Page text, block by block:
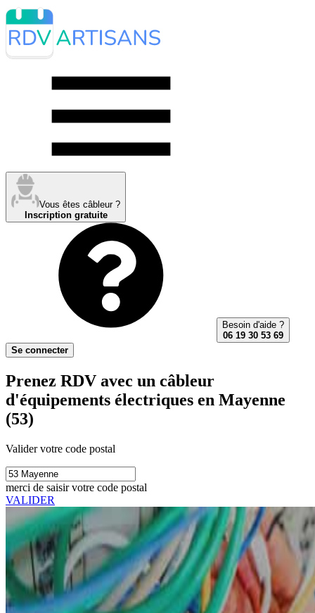
Vous êtes câbleur ?
Inscription gratuite
Besoin d'aide ?
06 19 30 53 69
Se connecter
Prenez RDV avec un câbleur
d'équipements électriques en Mayenne
(53)
Valider votre code postal
merci de saisir votre code postal
VALIDER